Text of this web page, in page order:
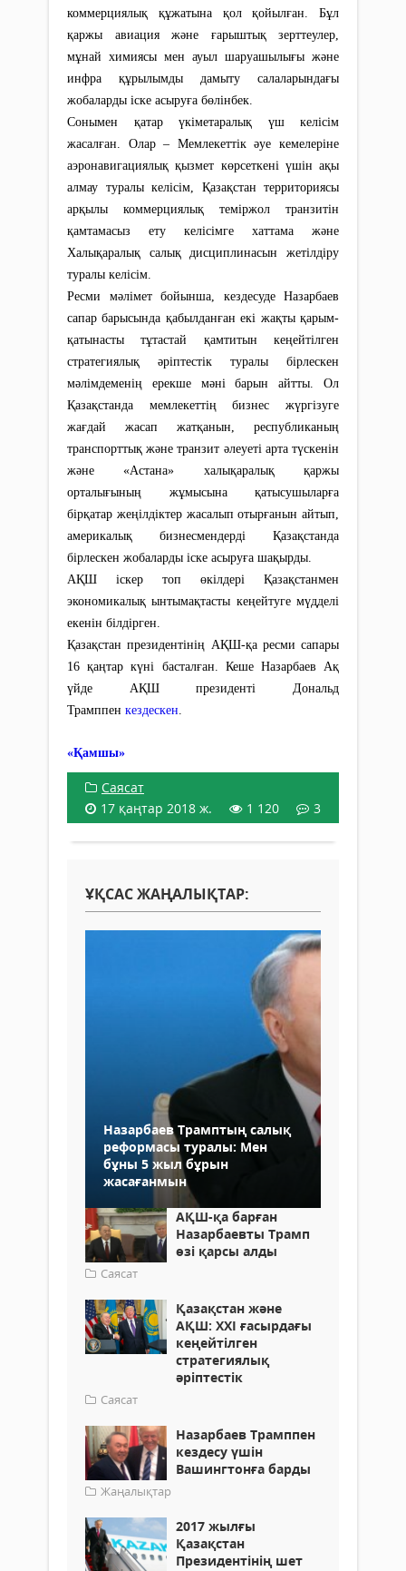
коммерциялық құжатына қол қойылған. Бұл
қаржы авиация және ғарыштық зерттеулер,
мұнай химиясы мен ауыл шаруашылығы және
инфра құрылымды дамыту салаларындағы
жобаларды іске асыруға бөлінбек.
Сонымен қатар үкіметаралық үш келісім
жасалған. Олар – Мемлекеттік әуе кемелеріне
аэронавигациялық қызмет көрсеткені үшін ақы
алмау туралы келісім, Қазақстан территориясы
арқылы коммерциялық теміржол транзитін
қамтамасыз ету келісімге хаттама және
Халықаралық салық дисциплинасын жетілдіру
туралы келісім.
Ресми мәлімет бойынша, кездесуде Назарбаев
сапар барысында қабылданған екі жақты қарым-
қатынасты тұтастай қамтитын кеңейтілген
стратегиялық әріптестік туралы бірлескен
мәлімдеменің ерекше мәні барын айтты. Ол
Қазақстанда мемлекеттің бизнес жүргізуге
жағдай жасап жатқанын, республиканың
транспорттық және транзит әлеуеті арта түскенін
және «Астана» халықаралық қаржы
орталығының жұмысына қатысушыларға
бірқатар жеңілдіктер жасалып отырғанын айтып,
америкалық бизнесмендерді Қазақстанда
бірлескен жобаларды іске асыруға шақырды.
АҚШ іскер топ өкілдері Қазақстанмен
экономикалық ынтымақтасты кеңейтуге мүдделі
екенін білдірген.
Қазақстан президентінің АҚШ-қа ресми сапары
16 қаңтар күні басталған. Кеше Назарбаев Ақ
үйде АҚШ президенті Дональд
Трамппен кездескен.
«Қамшы»
Саясат
17 қаңтар 2018 ж.
1 120 3
ҰҚСАС ЖАҢАЛЫҚТАР:
Назарбаев Трамптың салық
реформасы туралы: Мен
бұны 5 жыл бұрын
жасағанмын
АҚШ-қа барған
Назарбаевты Трамп
өзі қарсы алды
Саясат
Қазақстан және
АҚШ: XXI ғасырдағы
кеңейтілген
стратегиялық
әріптестік
Саясат
Назарбаев Трамппен
кездесу үшін
Вашингтонға барды
Жаңалықтар
2017 жылғы
Қазақстан
Президентінің шет